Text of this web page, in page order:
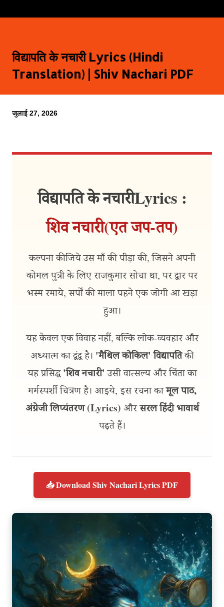
विद्यापति के नचारी Lyrics (Hindi
Translation) | Shiv Nachari PDF
जुलाई 27, 2026
विद्यापति के नचारी Lyrics :
शिव नचारी (एत जप-तप)
कल्पना कीजिये उस माँ की पीड़ा की, जिसने अपनी
कोमल पुत्री के लिए राजकुमार सोचा था, पर द्वार पर
भस्म रमाये, सर्पों की माला पहने एक जोगी आ खड़ा
हुआ।
यह केवल एक विवाह नहीं, बल्कि लोक-व्यवहार और
अध्यात्म का द्वंद्व है। 'मैथिल कोकिल' विद्यापतिकी
यह प्रसिद्ध'शिव नचारी' उसी वात्सल्य और चिंता का
मर्मस्पर्शी चित्रण है। आइये, इस रचना कामूल पाठ,
अंग्रेजी लिप्यंतरण (Lyrics) औरसरल हिंदी भावार्थ
पढ़ते हैं।
📥 Download Shiv Nachari Lyrics PDF